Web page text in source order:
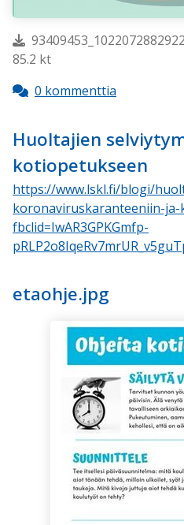
85.2 kt
0 kommenttia
Huoltajien
kotiopetukseen
https://www.lskl.fi/blogi/
koronaviruskaranteeniin-
fbclid=IwAR3GPKGmfp-
etaohje.jpg